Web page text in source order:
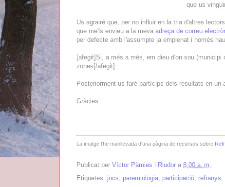
que us
Us agrairé que, per no influir en la tria d'altres
que me'ls envieu a la meva adreça de correu
per defecte amb l'assumpte ja emplenat i només
[afegit]Si, a més a més, em dieu d'on sou
zones[/afegit]
Posteriorment us faré partícips dels resultats en un
Gràcies
La imatge l'he manllevada d'una pàgina de recursos sobre
Publicat per Víctor Pàmies i Riudor a 8:00 a. m.
Etiquetes: jocs paremiologia participació refranys